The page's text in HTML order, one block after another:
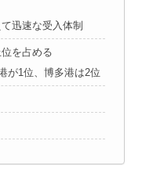
迅速な受入体制
を占める
が1位、博多港は2位